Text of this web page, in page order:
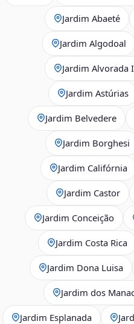
Jardim Abaeté
Jardim Algodoal
Jardim Alvorada
Jardim Astúrias
Jardim Belvedere
Jardim Borghesi
Jardim Califórnia
Jardim Castor
Jardim Conceição
Jardim Costa Rica
Jardim Dona Luisa
Jardim dos
Jardim Esplanada